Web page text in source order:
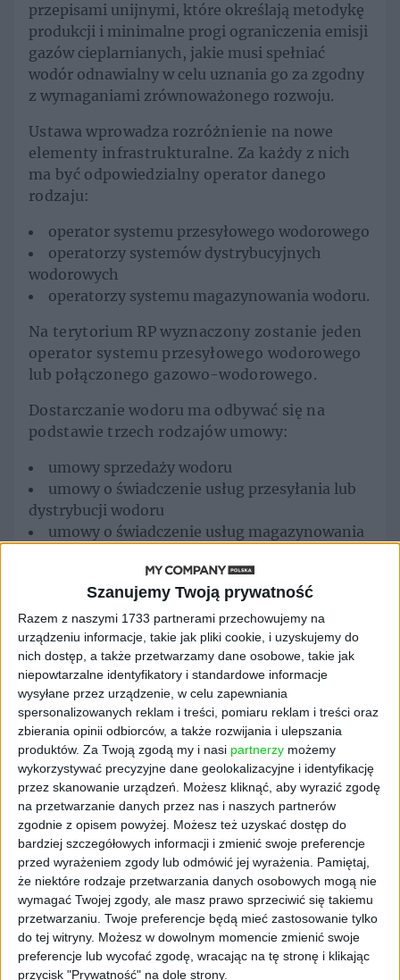
Szanujemy Twoją prywatność
Razem z naszymi 1733 partnerami przechowujemy na
urządzeniu informacje, takie jak pliki cookie, i uzyskujemy do
nich dostęp, a także przetwarzamy dane osobowe, takie jak
niepowtarzalne identyfikatory i standardowe informacje
wysyłane przez urządzenie, w celu zapewniania
spersonalizowanych reklam i treści, pomiaru reklam i treści oraz
zbierania opinii odbiorców, a także rozwijania i ulepszania
produktów. Za Twoją zgodą my i nasi partnerzy możemy
wykorzystywać precyzyjne dane geolokalizacyjne i identyfikację
przez skanowanie urządzeń. Możesz kliknąć, aby wyrazić zgodę
na przetwarzanie danych przez nas i naszych partnerów
zgodnie z opisem powyżej. Możesz też uzyskać dostęp do
bardziej szczegółowych informacji i zmienić swoje preferencje
przed wyrażeniem zgody lub odmówić jej wyrażenia. Pamiętaj,
że niektóre rodzaje przetwarzania danych osobowych mogą nie
wymagać Twojej zgody, ale masz prawo sprzeciwić się takiemu
przetwarzaniu. Twoje preferencje będą mieć zastosowanie tylko
do tej witryny. Możesz w dowolnym momencie zmienić swoje
preferencje lub wycofać zgodę, wracając na tę stronę i klikając
przycisk "Prywatność" na dole strony.
przepisami unijnymi, które określają metodykę
produkcji i minimalne progi ograniczenia emisji
gazów cieplarnianych, jakie musi spełniać
wodór odnawialny w celu uznania go za zgodny
z wymaganiami zrównoważonego rozwoju.
Ustawa wprowadza rozróżnienie na nowe
elementy infrastrukturalne. Za każdy z nich
ma być odpowiedzialny operator danego
rodzaju:
operator systemu przesyłowego wodorowego
operatorzy systemów dystrybucyjnych
wodorowych
operatorzy systemu magazynowania wodoru.
Na terytorium RP wyznaczony zostanie jeden
operator systemu przesyłowego wodorowego
lub połączonego gazowo-wodorowego.
Dostarczanie wodoru ma odbywać się na
podstawie trzech rodzajów umowy:
umowy sprzedaży wodoru
umowy o świadczenie usług przesyłania lub
dystrybucji wodoru
umowy o świadczenie usług magazynowania
W przypadku łączonego świadczenia tych
usług możliwe jest zawarcie umowy
kompleksowej wodorowej.
Nowelizacja określa także zasady naliczania
opłat za przyłączenie do sieci wodorowej,
źródeł współpracujących z siecią oraz
instalacji magazynowania wodoru. Opłaty te
będą ustalane na podstawie rzeczywistych
kosztów poniesionych przez operatorów w
związku z przyłączeniem.
Ustawa przewiduje zwolnienia koncesyjne dla
działalności związanej z przesyłem i
dystrybucją wodoru. Zamiast tego operatorzy
systemów przesyłowych i połączonych
gazowo-wodorowych są zobowiązani do
uzyskania certyfikatu niezależności od
Prezesa Urzędu Regulacji Energetyki.